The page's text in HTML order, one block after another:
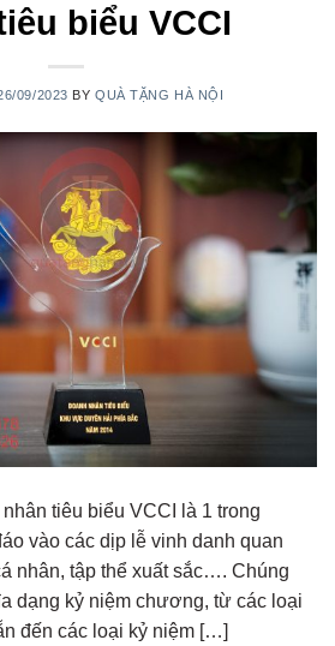
biểu VCCI
09/2023 BYQUÀ TẶNG HÀ NỘI
tiêu biểu VCCI là 1 trong
vào các dịp lễ vinh danh quan
nhân, tập thể xuất sắc…. Chúng
dạng kỷ niệm chương, từ các loại
đến các loại kỷ niệm […]